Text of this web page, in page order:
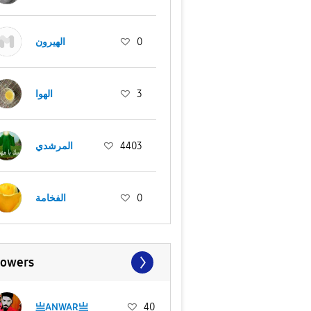
الهيرون 0
الهوا 3
المرشدي 4403
الفخامة 0
亗ANWAR亗 40